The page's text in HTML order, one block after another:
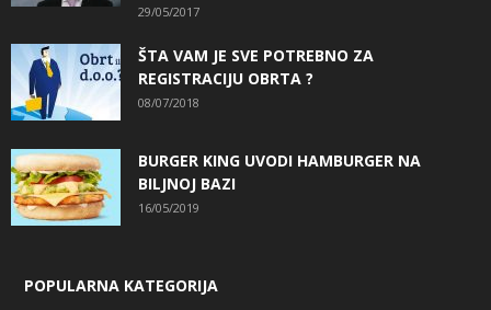
29/05/2017
ŠTA VAM JE SVE POTREBNO ZA
REGISTRACIJU OBRTA ?
08/07/2018
BURGER KING UVODI HAMBURGER NA
BILJNOJ BAZI
16/05/2019
POPULARNA KATEGORIJA